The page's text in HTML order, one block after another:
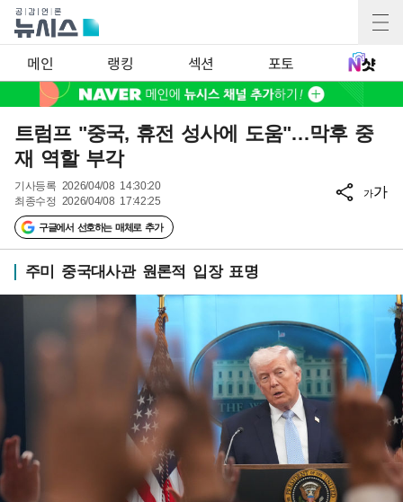
메인 랭킹 섹션 포토
트럼프 "중국, 휴전 성사에 도움"…막후 중
재 역할 부각
기사등록 2026/04/08 14:30:20
최종수정 2026/04/08 17:42:25
구글에서 선호하는 매체로 추가
가가
주미 중국대사관 원론적 입장 표명